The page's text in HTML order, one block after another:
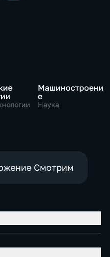
Машиностроени
е
Наука
Смотрим